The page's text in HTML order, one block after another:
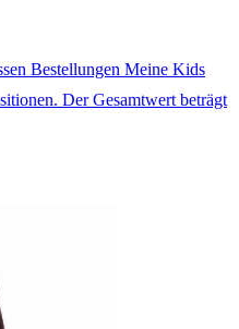
Bestellungen Meine Kids
Der Gesamtwert beträgt